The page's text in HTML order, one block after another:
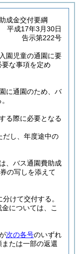
成金交付要綱
平成17年3月30日
告示第222号
園児童の通園に要
な事項を定め
に通園のため、バ
る際に必要となる
だし、年度途中の
、バス通園費助成
の写しを添えて
けて交付する。
については、こ
次の各号のいずれ
たは一部の返還